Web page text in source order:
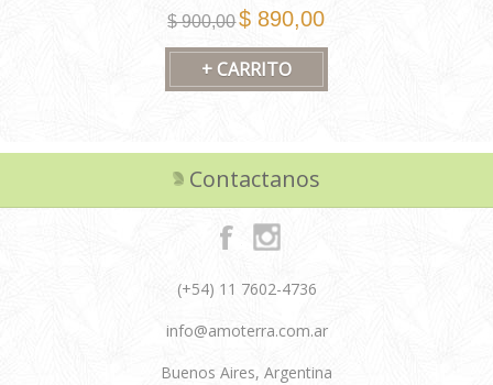
$ 900,00$ 890,00
Contactanos
(+54) 11 7602-4736
info@amoterra.com.ar
Buenos Aires, Argentina